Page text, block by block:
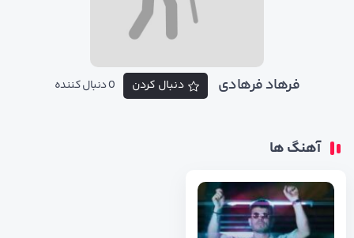
فرهاد فرهادی دنبال کردن 0 دنبال کننده
آهنگ ها